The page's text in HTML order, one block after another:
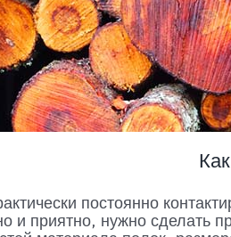
постоянно
и приятно, нужно сделать